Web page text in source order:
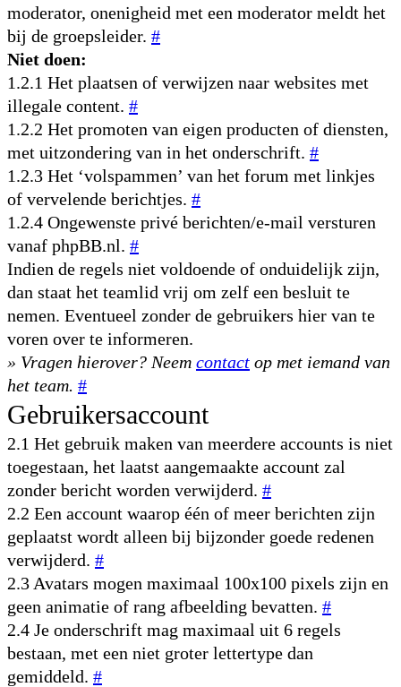
moderator, onenigheid met een moderator meldt het
bij de groepsleider. #
Niet doen:
1.2.1 Het plaatsen of verwijzen naar websites met
illegale content. #
1.2.2 Het promoten van eigen producten of diensten,
met uitzondering van in het onderschrift. #
1.2.3 Het ‘volspammen’ van het forum met linkjes
of vervelende berichtjes. #
1.2.4 Ongewenste privé berichten/e-mail versturen
vanaf phpBB.nl. #
Indien de regels niet voldoende of onduidelijk zijn,
dan staat het teamlid vrij om zelf een besluit te
nemen. Eventueel zonder de gebruikers hier van te
voren over te informeren.
» Vragen hierover? Neem contact op met iemand van
het team. #
Gebruikersaccount
2.1 Het gebruik maken van meerdere accounts is niet
toegestaan, het laatst aangemaakte account zal
zonder bericht worden verwijderd. #
2.2 Een account waarop één of meer berichten zijn
geplaatst wordt alleen bij bijzonder goede redenen
verwijderd. #
2.3 Avatars mogen maximaal 100x100 pixels zijn en
geen animatie of rang afbeelding bevatten. #
2.4 Je onderschrift mag maximaal uit 6 regels
bestaan, met een niet groter lettertype dan
gemiddeld. #